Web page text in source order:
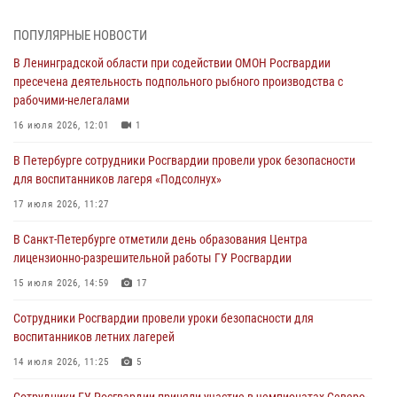
03 августа 2026, 10:15 1
Сотрудники ГУ Росгвардии приняли участие в чемпионатах Северо-
Западного округа войск национальной гвардии РФ по спортивному и
боевому самбо
03 августа 2026, 10:07
В Ленобласти сотрудники ОМОН Росгвардии оказали содействие
полиции в проведении профилактического мероприятия
03 августа 2026, 09:16
В Петербурге сотрудники Росгвардии обеспечили правопорядок в
День Воздушно-десантных войск
02 августа 2026, 19:30 10
Сотрудники Росгвардии на Пушкинской улице задержали двух
граждан, подозреваемых в попытке поджога одного из баров в
центре города
ПОПУЛЯРНЫЕ НОВОСТИ
В Ленинградской области при содействии ОМОН Росгвардии
пресечена деятельность подпольного рыбного производства с
рабочими-нелегалами
16 июля 2026, 12:01 1
В Петербурге сотрудники Росгвардии провели урок безопасности
для воспитанников лагеря «Подсолнух»
17 июля 2026, 11:27
В Санкт-Петербурге отметили день образования Центра
лицензионно-разрешительной работы ГУ Росгвардии
15 июля 2026, 14:59 17
Сотрудники Росгвардии провели уроки безопасности для
воспитанников летних лагерей
14 июля 2026, 11:25 5